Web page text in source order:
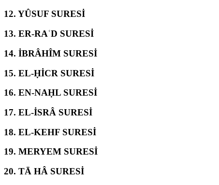
12. YÛSUF SURESİ
13. ER-RAʿD SURESİ
14. İBRÂHÎM SURESİ
15. EL-ḤİCR SURESİ
16. EN-NAḤL SURESİ
17. EL-İSRÂ SURESİ
18. EL-KEHF SURESİ
19. MERYEM SURESİ
20. TĀ HÂ SURESİ